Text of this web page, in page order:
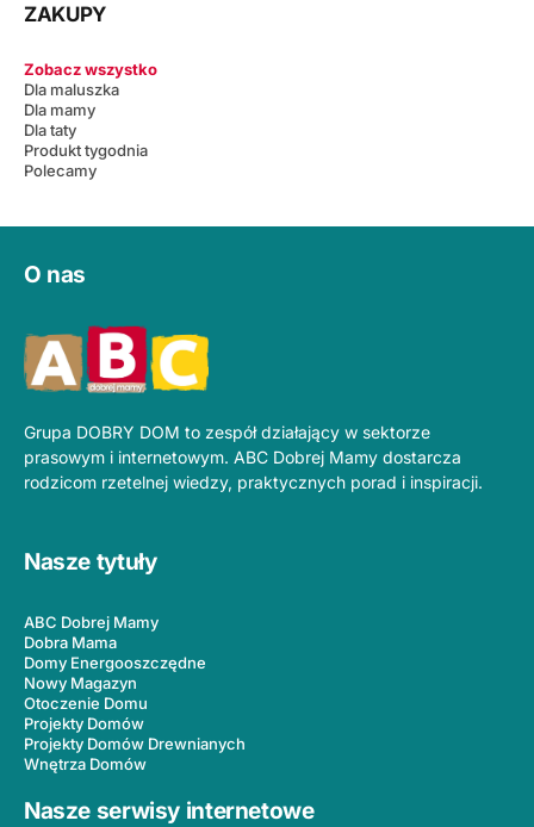
ZAKUPY
Zobacz wszystko
Dla maluszka
Dla mamy
Dla taty
Produkt tygodnia
Polecamy
O nas
Grupa DOBRY DOM to zespół działający w sektorze
prasowym i internetowym. ABC Dobrej Mamy dostarcza
rodzicom rzetelnej wiedzy, praktycznych porad i inspiracji.
Nasze tytuły
ABC Dobrej Mamy
Dobra Mama
Domy Energooszczędne
Nowy Magazyn
Otoczenie Domu
Projekty Domów
Projekty Domów Drewnianych
Wnętrza Domów
Nasze serwisy internetowe